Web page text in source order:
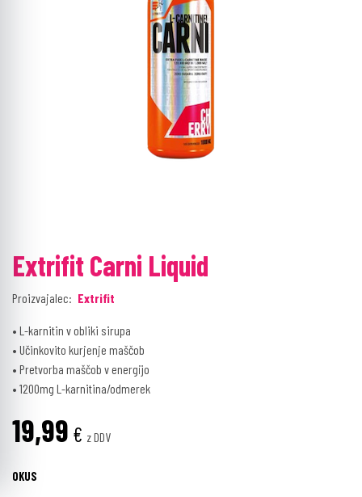
Extrifit Carni Liquid
Proizvajalec: Extrifit
• L-karnitin v obliki sirupa
• Učinkovito kurjenje maščob
• Pretvorba maščob v energijo
• 1200mg L-karnitina/odmerek
19,99 € z DDV
OKUS